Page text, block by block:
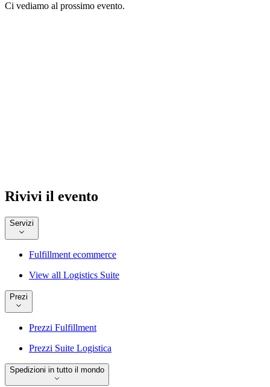
Ci vediamo al prossimo evento.
Rivivi il evento
Servizi
Fulfillment ecommerce
View all Logistics Suite
Prezi
Prezzi Fulfillment
Prezzi Suite Logistica
Spedizioni in tutto il mondo